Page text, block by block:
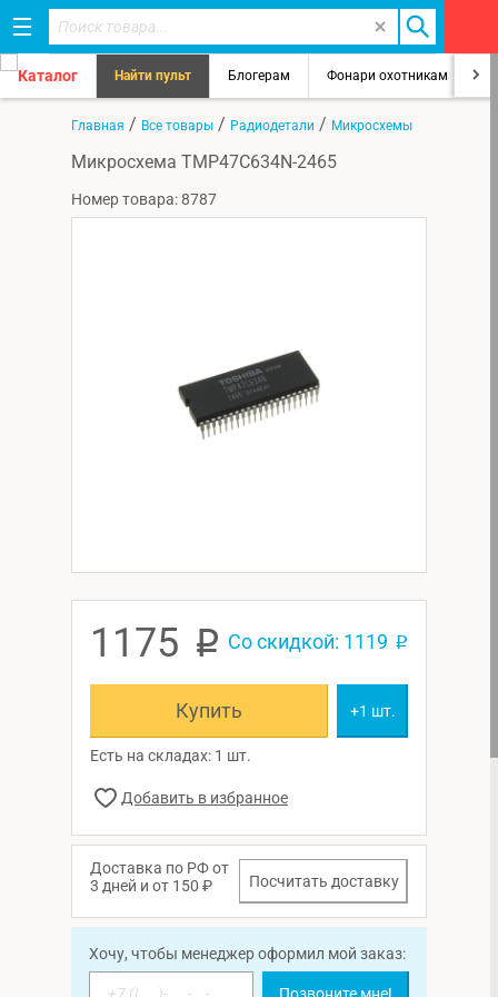
Каталог Найти пульт Блогерам Фонари охотникам
Главная / Все товары / Радиодетали / Микросхемы
Микросхема TMP47C634N-2465
Номер товара: 8787
1175 p Со скидкой: 1119 p
Купить +1 шт.
Есть на складах: 1 шт.
Доставка по РФ от
3 дней и от 150 ₽
Посчитать доставку
Хочу, чтобы менеджер оформил мой заказ:
Позвоните мне!